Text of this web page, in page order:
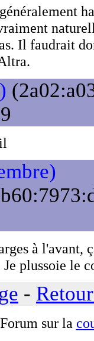
Il faudrait
à l'avant,
plussoie le
-
Forum sur la